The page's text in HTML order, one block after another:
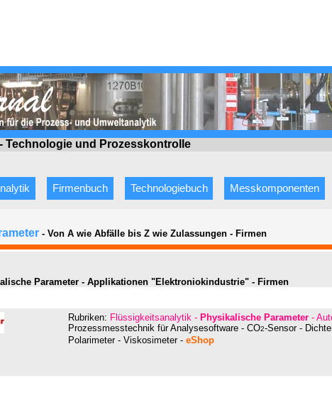
Technologie und Prozesskontrolle
Firmenbuch Technologiebuch Messkomponenten
- Von A wie Abfälle bis Z wie Zulassungen - Firmen
Parameter - Applikationen "Elektroniokindustrie" - Firmen
Rubriken: Flüssigkeitsanalytik - Physikalische Parameter -
Prozessmesstechnik fürAnalysesoftware - CO2-Sensor -
Polarimeter - Viskosimeter- eShop